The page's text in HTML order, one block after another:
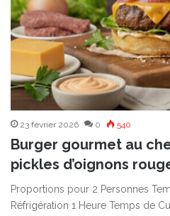
23 février 2026 0 540
Burger gourmet au
pickles d’oignons
Proportions pour 2 Personnes
Réfrigération 1 Heure Temps de